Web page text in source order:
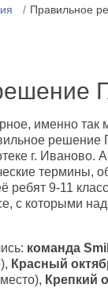
Правильное
именно так
г. Иваново.
термины,
ребят 9-11
с которыми
команда
Красный
Крепкий